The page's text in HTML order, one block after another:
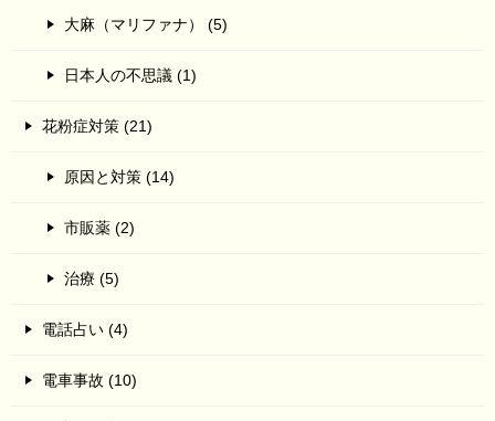
大麻（マリファナ） (5)
日本人の不思議 (1)
花粉症対策 (21)
原因と対策 (14)
市販薬 (2)
治療 (5)
電話占い (4)
電車事故 (10)